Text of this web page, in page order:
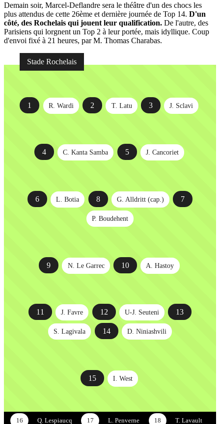
Demain soir, Marcel-Deflandre sera le théâtre d'un des chocs les
plus attendus de cette 26ème et dernière journée de Top 14. D'un
côté, des Rochelais qui jouent leur qualification. De l'autre, des
Parisiens qui lorgnent un Top 2 à leur portée, mais idyllique. Coup
d'envoi fixé à 21 heures, par M. Thomas Charabas.
Stade Rochelais
1 R. Wardi 2 T. Latu 3 J. Sclavi
4 C. Kanta Samba 5 J. Cancoriet
6 L. Botia 8 G. Alldritt (cap.) 7
P. Boudehent
9 N. Le Garrec 10 A. Hastoy
11 J. Favre 12 U-J. Seuteni 13
S. Lagivala 14 D. Niniashvili
15 I. West
16 Q. Lespiaucq 17 L. Penverne 18 T. Lavault